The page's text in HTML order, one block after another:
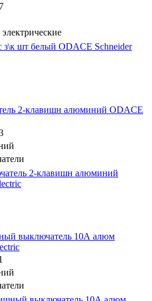
2-клавишн алюминий ODACE
выключатель 10А алюм